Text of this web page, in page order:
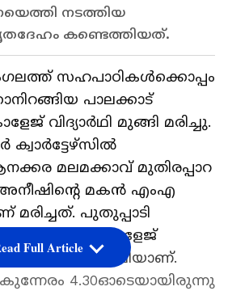
നടത്തിയ
കണ്ടെത്തിയത്.
സഹപാഠികൾക്കൊപ്പം
പാലക്കാട്
വിദ്യാർഥി മുങ്ങി മരിച്ചു.
ക്വാർട്ടേഴ്സിൽ
മലമക്കാവ് മുതിരപ്പാറ
മകൻ എംഎ
പുതുപ്പാടി
കോളേജ്
വിദ്യാർഥിയാണ്.
4.30ഓടെയായിരുന്നു
Full Article